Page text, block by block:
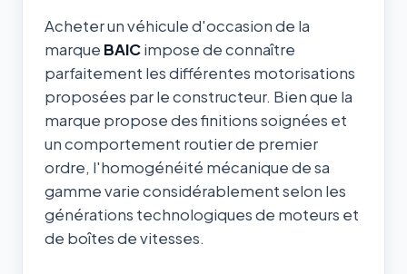
Acheter un véhicule d'occasion de la
marque BAICimpose de connaître
parfaitement les différentes motorisations
proposées par le constructeur. Bien que la
marque propose des finitions soignées et
un comportement routier de premier
ordre, l'homogénéité mécanique de sa
gamme varie considérablement selon les
générations technologiques de moteurs et
de boîtes de vitesses.